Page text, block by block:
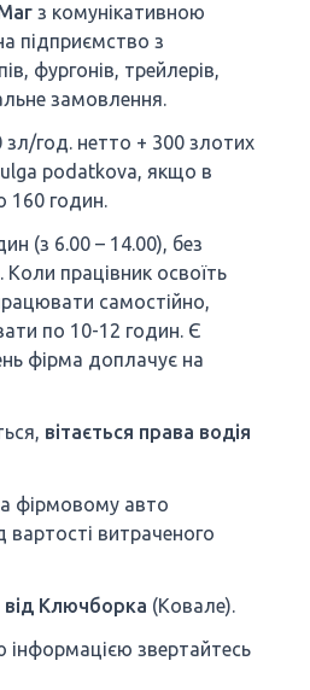
з комунікативною
підприємство з
фургонів, трейлерів,
замовлення.
зл/год. нетто + 300 злотих
podatkova, якщо в
160 годин.
(з 6.00 – 14.00), без
Коли працівник освоїть
самостійно,
по 10-12 годин. Є
фірма доплачує на
вітається права водія
фірмовому авто
вартості витраченого
від Ключборка (Ковале).
звертайтесь